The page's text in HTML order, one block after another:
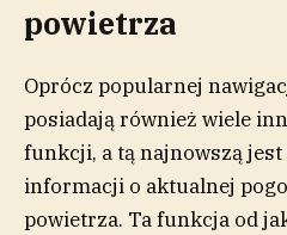
powietrza
Oprócz popularnej
posiadają również wiele
funkcji, a tą najnowszą
informacji o aktualnej
powietrza. Ta funkcja od